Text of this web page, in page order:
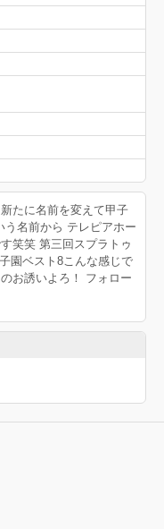
たに名前を変えて甲子
う名前から テレピアホー
笑笑 第三回スプラトゥ
園ベスト8こんな感じで
お誘いよろ！ フォロー